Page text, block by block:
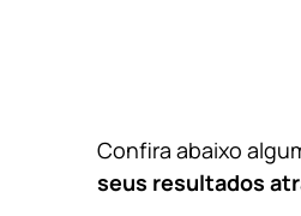
Confira abaixo
seus resultados